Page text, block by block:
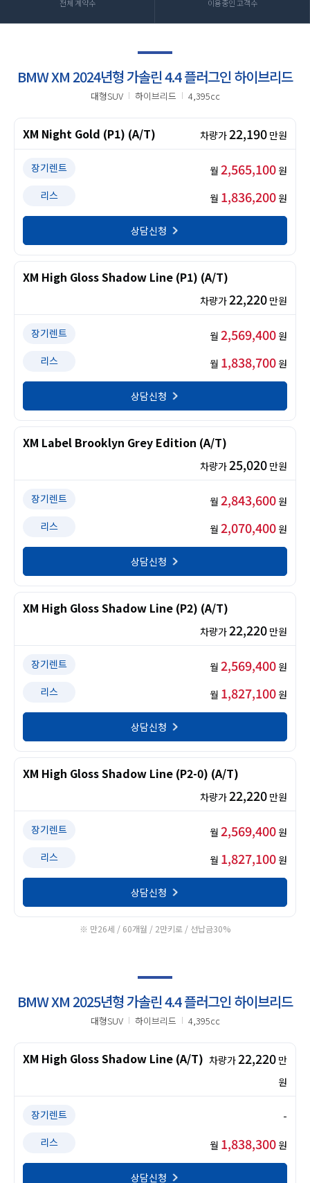
전체 계약수 이용중인 고객수
BMW XM 2024년형 가솔린 4.4 플러그인 하이브리드
대형SUV 하이브리드 4,395cc
XM Night Gold (P1) (A/T) 차량가 22,190 만원
장기렌트 월 2,565,100 원
리스
월 1,836,200 원
상담신청
XM High Gloss Shadow Line (P1) (A/T)
차량가 22,220 만원
장기렌트 월 2,569,400 원
리스
월 1,838,700 원
상담신청
XM Label Brooklyn Grey Edition (A/T)
차량가 25,020 만원
장기렌트 월 2,843,600 원
리스
월 2,070,400 원
상담신청
XM High Gloss Shadow Line (P2) (A/T)
차량가 22,220 만원
장기렌트 월 2,569,400 원
리스
월 1,827,100 원
상담신청
XM High Gloss Shadow Line (P2-0) (A/T)
차량가 22,220 만원
장기렌트 월 2,569,400 원
리스
월 1,827,100 원
상담신청
※ 만26세 / 60개월 / 2만키로 / 선납금30%
BMW XM 2025년형 가솔린 4.4 플러그인 하이브리드
대형SUV 하이브리드 4,395cc
XM High Gloss Shadow Line (A/T) 차량가 22,220 만
원
장기렌트
-
리스
월 1,838,300 원
상담신청